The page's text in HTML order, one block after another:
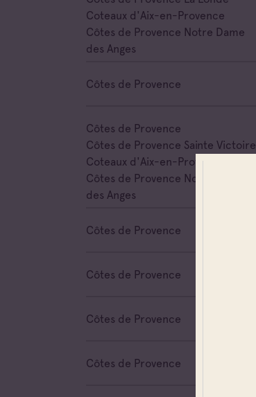
Coteaux d'Aix-en-Provence
Côtes de Provence Notre Dame
des Anges
Côtes de Provence
Côtes de Provence
Côtes de Provence Sainte Victoire
Coteaux d'Aix-en-Provence
Côtes de Provence Notre Dame
des Anges
Côtes de Provence
Côtes de Provence
Côtes de Provence
Côtes de Provence